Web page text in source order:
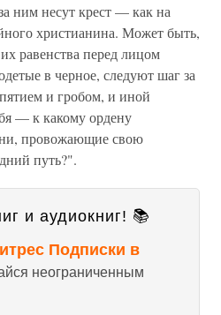
ним несут крест — как на
христианина. Может быть,
равенства перед лицом
в черное, следуют шаг за
и гробом, и иной
— к какому ордену
провожающие свою
путь?".
и аудиокниг! 📚
Подписки в
неограниченным